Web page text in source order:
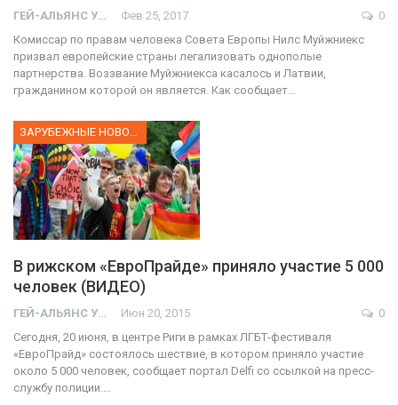
ГЕЙ-АЛЬЯНС УКРАИНА Фев 25, 2017
0
Комиссар по правам человека Совета Европы Нилс Муйжниекс
призвал европейские страны легализовать однополые
партнерства. Воззвание Муйжниекса касалось и Латвии,
гражданином которой он является. Как сообщает…
ЗАРУБЕЖНЫЕ НОВОСТИ
В рижском «ЕвроПрайде» приняло участие 5 000
человек (ВИДЕО)
ГЕЙ-АЛЬЯНС УКРАИНА Июн 20, 2015
0
Сегодня, 20 июня, в центре Риги в рамках ЛГБТ-фестиваля
«ЕвроПрайд» состоялось шествие, в котором приняло участие
около 5 000 человек, сообщает портал Delfi со ссылкой на пресс-
службу полиции.…